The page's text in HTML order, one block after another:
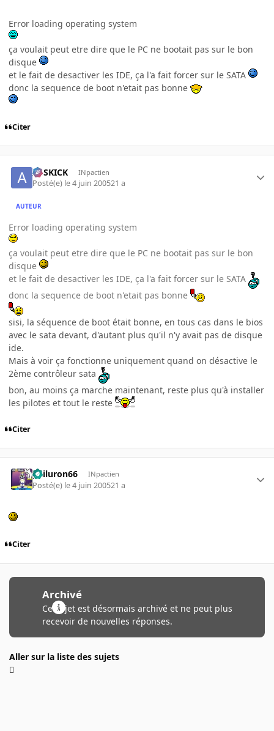
Error loading operating system
ça voulait peut etre dire que le PC ne bootait pas sur le bon
disque
et le fait de desactiver les IDE, ça l'a fait forcer sur le SATA
donc la sequence de boot n'etait pas bonne
Citer
ASSKICK INpactien
Posté(e) le 4 juin 200521 a
AUTEUR
Error loading operating system
ça voulait peut etre dire que le PC ne bootait pas sur le bon
disque
et le fait de desactiver les IDE, ça l'a fait forcer sur le SATA
donc la sequence de boot n'etait pas bonne
sisi, la séquence de boot était bonne, en tous cas dans le bios
avec le sata devant, d'autant plus qu'il n'y avait pas de disque
ide.
Mais à voir ça fonctionne uniquement quand on désactive le
2ème contrôleur sata
bon, au moins ça marche maintenant, reste plus qu'à installer
les pilotes et tout le reste
Citer
gailuron66 INpactien
Posté(e) le 4 juin 200521 a
Citer
Archivé
Ce sujet est désormais archivé et ne peut plus
recevoir de nouvelles réponses.
Aller sur la liste des sujets